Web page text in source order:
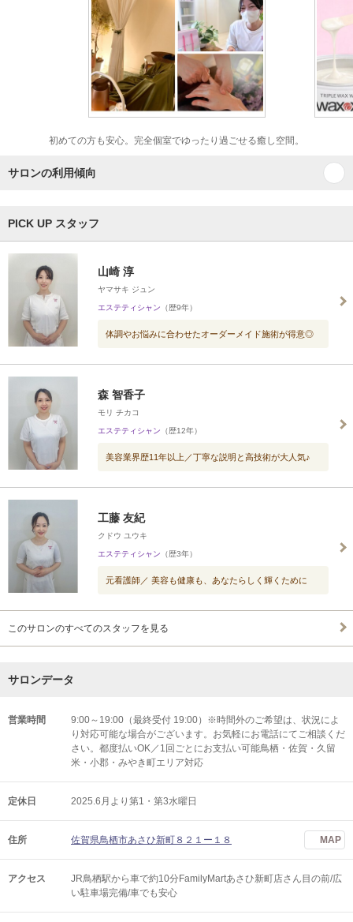
初めての方も安心。完全個室でゆったり過ごせる癒し空間。
サロンの利用傾向
PICK UP スタッフ
山崎 淳
ヤマサキ ジュン
エステティシャン （歴9年）
体調やお悩みに合わせたオーダーメイド施術が得意◎
森 智香子
モリ チカコ
エステティシャン （歴12年）
美容業界歴11年以上／丁寧な説明と高技術が大人気♪
工藤 友紀
クドウ ユウキ
エステティシャン （歴3年）
元看護師／ 美容も健康も、あなたらしく輝くために
このサロンのすべてのスタッフを見る
サロンデータ
営業時間
9:00～19:00（最終受付 19:00）※時間外のご希望は、状況によ
り対応可能な場合がございます。お気軽にお電話にてご相談くだ
さい。都度払いOK／1回ごとにお支払い可能鳥栖・佐賀・久留
米・小郡・みやき町エリア対応
定休日 2025.6月より第1・第3水曜日
住所 佐賀県鳥栖市あさひ新町８２１ー１８ MAP
アクセス
JR鳥栖駅から車で約10分FamilyMartあさひ新町店さん目の前/広
い駐車場完備/車でも安心